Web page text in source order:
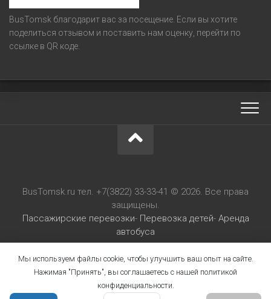
BusTomsk благодарит вас за посещение. Если вы хотите
поделиться отзывом и поставить нам оценку, перейти по
ссылке в QR коде.
BusTomsk.ru тел. +7(3822) 33-33-41 © 2026. Все права
защищены.
Пассажирские перевозки- Перевозка детей- Аренда
автобуса
Мы используем файлы cookie, чтобы улучшить ваш опыт на сайте.
Нажимая "Принять", вы соглашаетесь с нашей политикой
конфиденциальности.